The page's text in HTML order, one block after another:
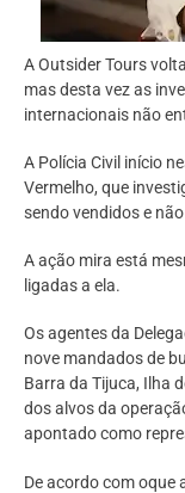
A Outsider Tours
mas desta vez as
internacionais não
A Polícia Civil início
Vermelho, que
sendo vendidos e
A ação mira está
ligadas a ela.
Os agentes da
nove mandados de
Barra da Tijuca, Ilha
dos alvos da
apontado como
De acordo com oque